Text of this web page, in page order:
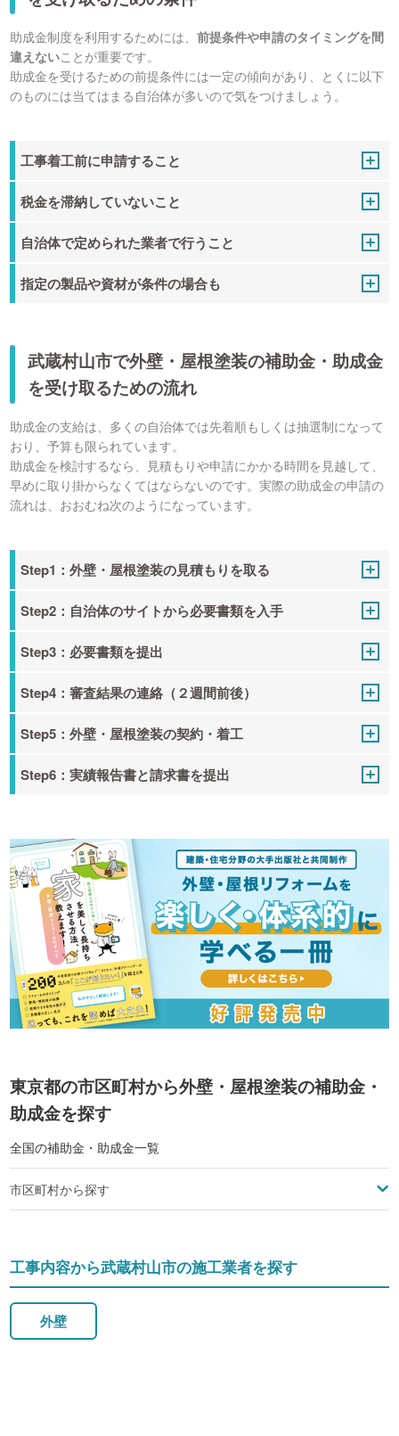
助成金制度を利用するためには、前提条件や申請のタイミングを間
違えないことが重要です。
助成金を受けるための前提条件には一定の傾向があり、とくに以下
のものには当てはまる自治体が多いので気をつけましょう。
工事着工前に申請すること
税金を滞納していないこと
自治体で定められた業者で行うこと
指定の製品や資材が条件の場合も
武蔵村山市で外壁・屋根塗装の補助金・助成金
を受け取るための流れ
助成金の支給は、多くの自治体では先着順もしくは抽選制になって
おり、予算も限られています。
助成金を検討するなら、見積もりや申請にかかる時間を見越して、
早めに取り掛からなくてはならないのです。実際の助成金の申請の
流れは、おおむね次のようになっています。
Step1：外壁・屋根塗装の見積もりを取る
Step2：自治体のサイトから必要書類を入手
Step3：必要書類を提出
Step4：審査結果の連絡（２週間前後）
Step5：外壁・屋根塗装の契約・着工
Step6：実績報告書と請求書を提出
東京都の市区町村から外壁・屋根塗装の補助金・
助成金を探す
全国の補助金・助成金一覧
市区町村から探す
工事内容から武蔵村山市の施工業者を探す
外壁